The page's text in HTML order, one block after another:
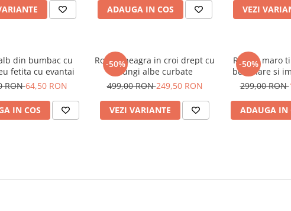
ADAUGA IN COS VEZI
din bumbac cu
fetita cu evantai
RON64,50 RON
IN COS
-50%
Rochie neagra in croi drept cu
dungi albe curbate
499,00 RON249,50 RON
VEZI VARIANTE
-50%
Rochie maro
buzunare si
299,00 RON
ADAUGA IN